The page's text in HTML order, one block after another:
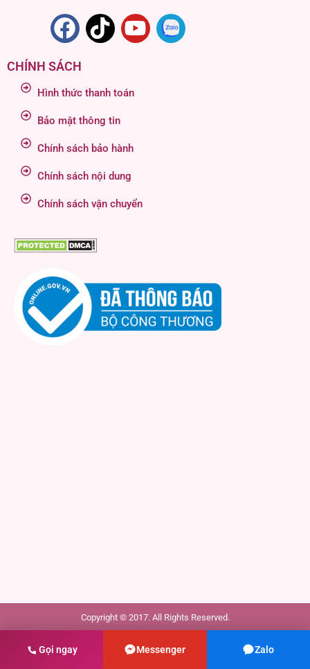
CHÍNH SÁCH
Hình thức thanh toán
Bảo mật thông tin
Chính sách bảo hành
Chính sách nội dung
Chính sách vận chuyển
Copyright © 2017. All Rights Reserved.
Gọi ngay Messenger Zalo